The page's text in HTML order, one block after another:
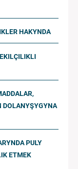
HAKYNDA
DOLANYŞYGYNA
PULY
ETMEK